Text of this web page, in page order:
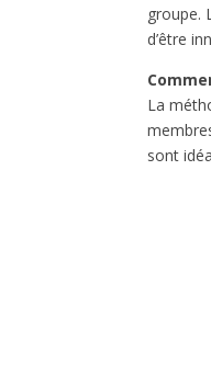
groupe.
d’être
La
sont